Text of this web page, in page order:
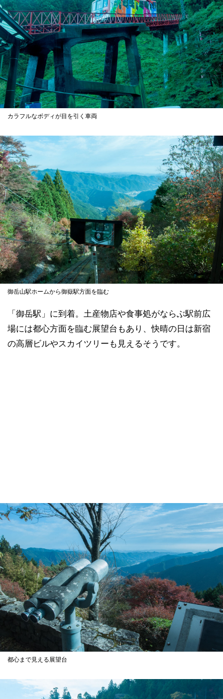
カラフルなボディが目を引く車両
御岳山駅ホームから御嶽駅方面を臨む
「御岳駅」に到着。土産物店や食事処がならぶ駅前広
場には都心方面を臨む展望台もあり、快晴の日は新宿
の高層ビルやスカイツリーも見えるそうです。
都心まで見える展望台